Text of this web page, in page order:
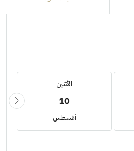
الأثنين
10
أغسطس